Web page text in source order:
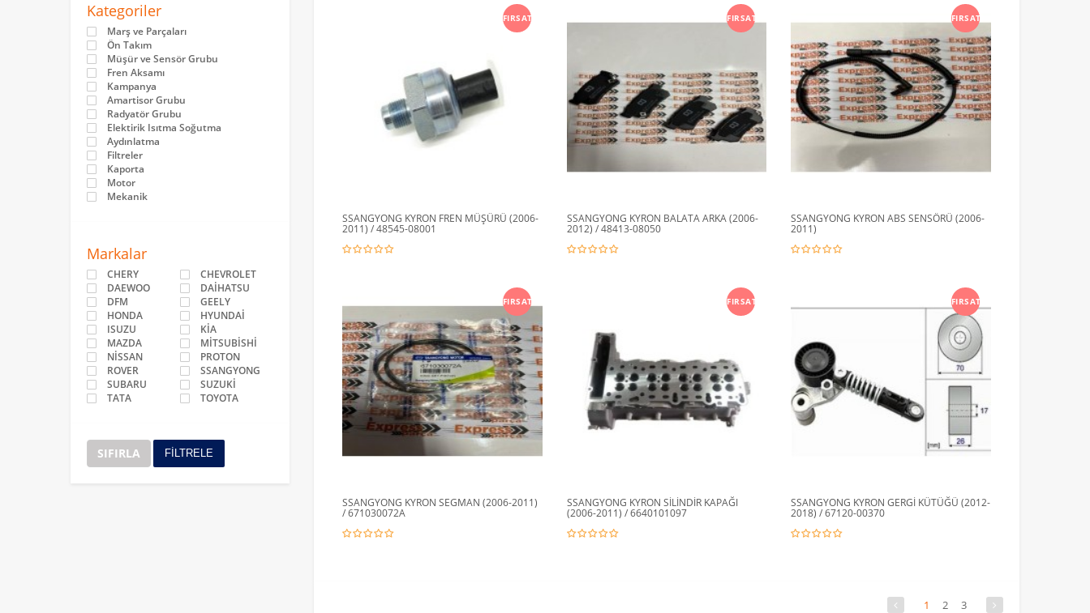
Kategoriler
Marş ve Parçaları
Ön Takım
Müşür ve Sensör Grubu
Fren Aksamı
Kampanya
Amartisor Grubu
Radyatör Grubu
Elektirik Isıtma Soğutma
Aydınlatma
Filtreler
Kaporta
Motor
Mekanik
Markalar
CHERY
CHEVROLET
DAEWOO
DAİHATSU
DFM
GEELY
HONDA
HYUNDAİ
ISUZU
KİA
MAZDA
MİTSUBİSHİ
NİSSAN
PROTON
ROVER
SSANGYONG
SUBARU
SUZUKİ
TATA
TOYOTA
SIFIRLA FİLTRELE
FIRSAT
SSANGYONG KYRON FREN MÜŞÜRÜ (2006-
2011) / 48545-08001
FIRSAT
SSANGYONG KYRON BALATA ARKA (2006-
2012) / 48413-08050
FIRSAT
SSANGYONG KYRON ABS SENSÖRÜ (2006-
2011)
FIRSAT
SSANGYONG KYRON SEGMAN (2006-2011)
/ 671030072A
FIRSAT
SSANGYONG KYRON SİLİNDİR KAPAĞI
(2006-2011) / 6640101097
FIRSAT
SSANGYONG KYRON GERGİ KÜTÜĞÜ (2012-
2018) / 67120-00370
1 2 3